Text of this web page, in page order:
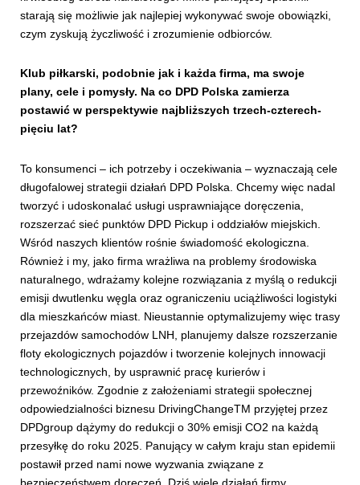
starają się możliwie jak najlepiej wykonywać swoje obowiązki,
czym zyskują życzliwość i zrozumienie odbiorców.
Klub piłkarski, podobnie jak i każda firma, ma swoje
plany, cele i pomysły. Na co DPD Polska zamierza
postawić w perspektywie najbliższych trzech-czterech-
pięciu lat?
To konsumenci – ich potrzeby i oczekiwania – wyznaczają cele
długofalowej strategii działań DPD Polska. Chcemy więc nadal
tworzyć i udoskonalać usługi usprawniające doręczenia,
rozszerzać sieć punktów DPD Pickup i oddziałów miejskich.
Wśród naszych klientów rośnie świadomość ekologiczna.
Również i my, jako firma wrażliwa na problemy środowiska
naturalnego, wdrażamy kolejne rozwiązania z myślą o redukcji
emisji dwutlenku węgla oraz ograniczeniu uciążliwości logistyki
dla mieszkańców miast. Nieustannie optymalizujemy więc trasy
przejazdów samochodów LNH, planujemy dalsze rozszerzanie
floty ekologicznych pojazdów i tworzenie kolejnych innowacji
technologicznych, by usprawnić pracę kurierów i
przewoźników. Zgodnie z założeniami strategii społecznej
odpowiedzialności biznesu DrivingChangeTM przyjętej przez
DPDgroup dążymy do redukcji o 30% emisji CO2 na każdą
przesyłkę do roku 2025. Panujący w całym kraju stan epidemii
postawił przed nami nowe wyzwania związane z
bezpieczeństwem doręczeń. Dziś wiele działań firmy